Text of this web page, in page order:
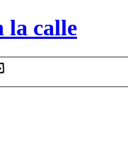
la calle